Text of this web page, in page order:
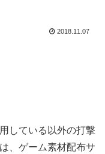
2018.11.07
している以外の打撃
、ゲーム素材配布サ